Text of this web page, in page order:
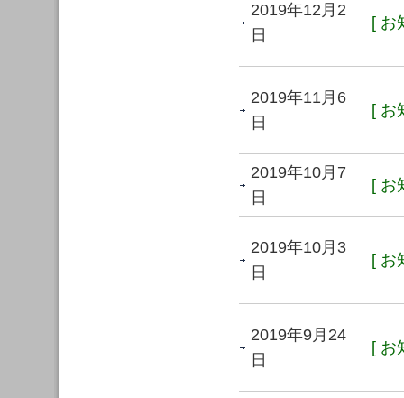
2019年12月2
日
[ お
2019年11月6
日
[ お
2019年10月7
日
[ お
2019年10月3
日
[ お
2019年9月24
日
[ お